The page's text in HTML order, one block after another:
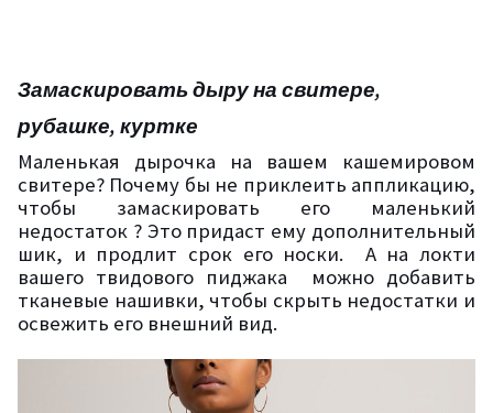
Замаскировать дыру на свитере,
рубашке, куртке
Маленькая дырочка на вашем кашемировом
свитере? Почему бы не приклеить аппликацию,
чтобы замаскировать его маленький
недостаток ? Это придаст ему дополнительный
шик, и продлит срок его носки.
А на локти
вашего твидового пиджака
можно добавить
тканевые нашивки, чтобы скрыть недостатки и
освежить его внешний вид.